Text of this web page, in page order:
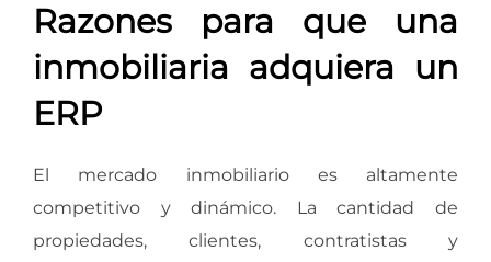
Razones para que una
inmobiliaria adquiera un
ERP
El mercado inmobiliario es altamente
competitivo y dinámico. La cantidad de
propiedades, clientes, contratistas y